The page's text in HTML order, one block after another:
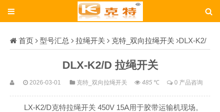
首页 型号汇总 拉绳开关 克特_双向拉绳开关 DLX-K2/
DLX-K2/D 拉绳开关
2026-03-01 克特_双向拉绳开关 485 ℃ 0 产品咨询
LX-K2/D克特拉绳开关 450V 15A用于胶带运输机现场。